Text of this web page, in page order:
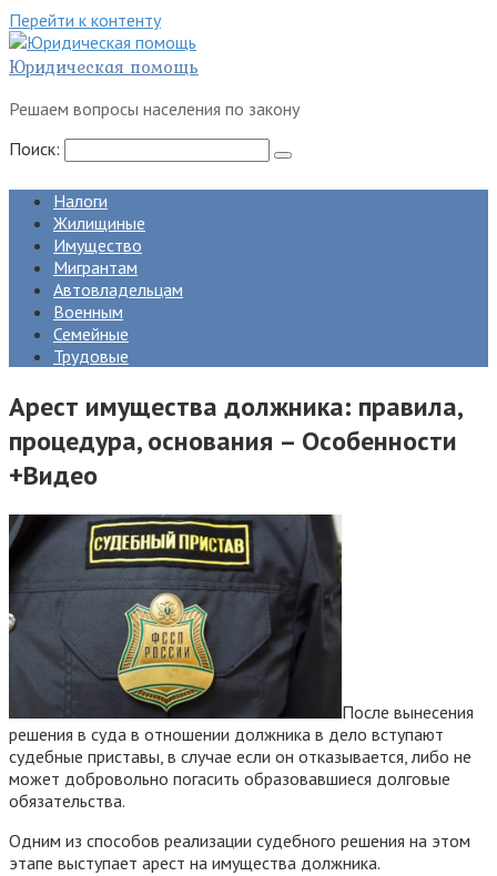
Перейти к контенту
Юридическая помощь
Решаем вопросы населения по закону
Поиск:
Налоги
Жилищиные
Имущество
Мигрантам
Автовладельцам
Военным
Семейные
Трудовые
Арест имущества должника: правила,
процедура, основания – Особенности
+Видео
После вынесения
решения в суда в отношении должника в дело вступают
судебные приставы, в случае если он отказывается, либо не
может добровольно погасить образовавшиеся долговые
обязательства.
Одним из способов реализации судебного решения на этом
этапе выступает арест на имущества должника.